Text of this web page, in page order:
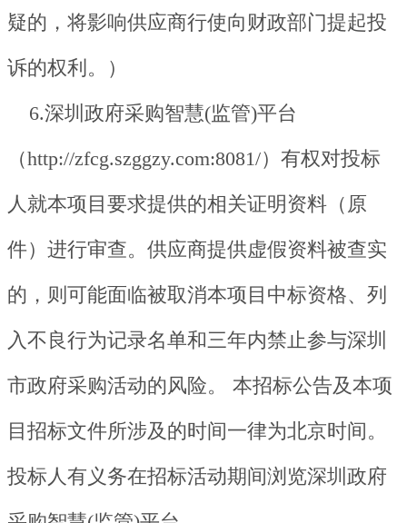
疑的，将影响供应商行使向财政部门提起投
诉的权利。）
6.深圳政府采购智慧(监管)平台
（http://zfcg.szggzy.com:8081/）有权对投标
人就本项目要求提供的相关证明资料（原
件）进行审查。供应商提供虚假资料被查实
的，则可能面临被取消本项目中标资格、列
入不良行为记录名单和三年内禁止参与深圳
市政府采购活动的风险。 本招标公告及本项
目招标文件所涉及的时间一律为北京时间。
投标人有义务在招标活动期间浏览深圳政府